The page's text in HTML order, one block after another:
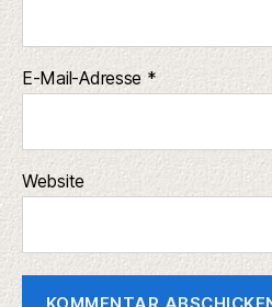
E-Mail-Adresse *
Website